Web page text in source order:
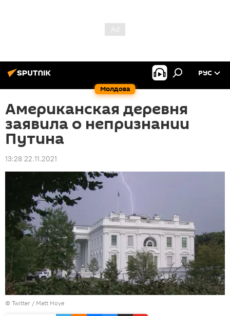
Молдова
РУС
Американская деревня
заявила о непризнании
Путина
13:28 22.11.2021
© Twitter / Matt Hoye